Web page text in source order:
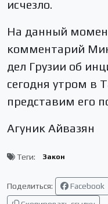
исчезло.
На данный
комментарий
дел Грузии об
сегодня утром в
представим его
Агуник Айвазян
Теги: Закон
Поделиться: Facebook